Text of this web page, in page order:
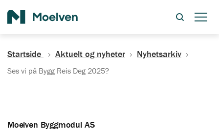
Startside Aktuelt og nyheter Nyhetsarkiv
Ses vi på Bygg Reis Deg 2025?
Moelven Byggmodul AS